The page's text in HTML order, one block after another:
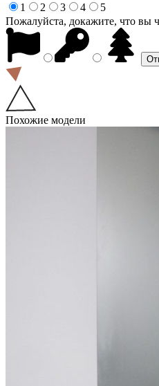
1
2 3 4
5
Пожалуйста, докажите, что вы
Похожие модели